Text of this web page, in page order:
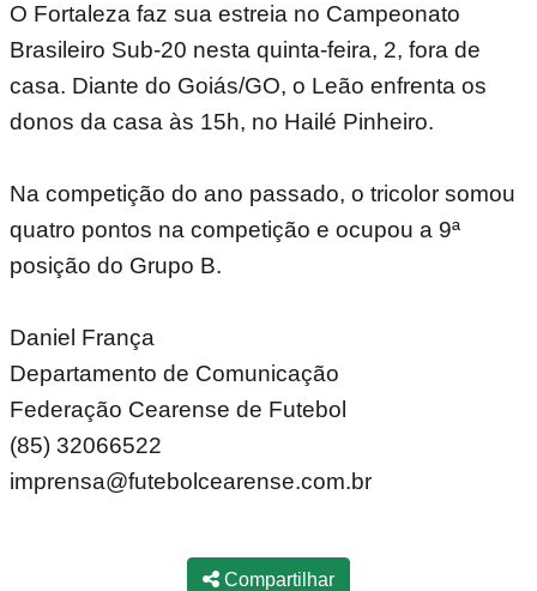
O Fortaleza faz sua estreia no Campeonato
Brasileiro Sub-20 nesta quinta-feira, 2, fora de
casa. Diante do Goiás/GO, o Leão enfrenta os
donos da casa às 15h, no Hailé Pinheiro.
Na competição do ano passado, o tricolor somou
quatro pontos na competição e ocupou a 9ª
posição do Grupo B.
Daniel França
Departamento de Comunicação
Federação Cearense de Futebol
(85) 32066522
imprensa@futebolcearense.com.br
Compartilhar